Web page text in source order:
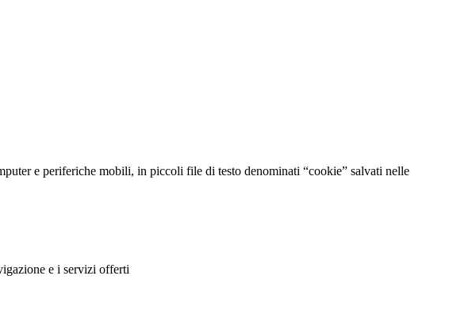
e periferiche mobili, in piccoli file di testo denominati “cookie” salvati nelle
e i servizi offerti